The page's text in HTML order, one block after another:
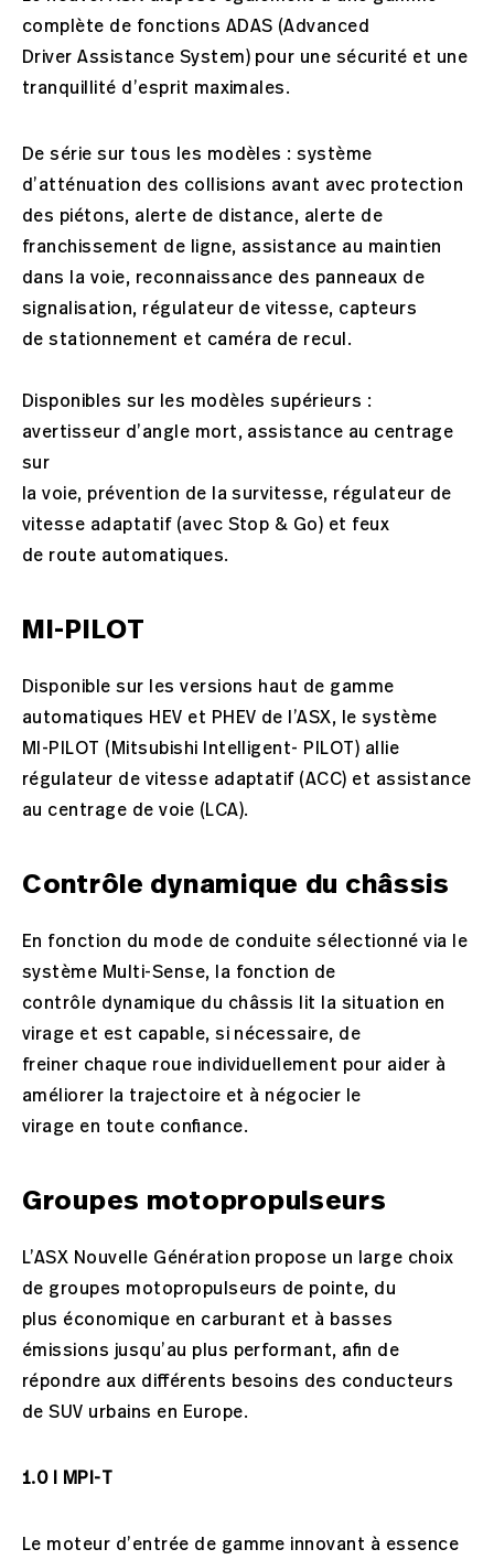
complète de fonctions ADAS (Advanced
Driver Assistance System) pour une sécurité et une
tranquillité d’esprit maximales.
De série sur tous les modèles : système
d’atténuation des collisions avant avec protection
des piétons, alerte de distance, alerte de
franchissement de ligne, assistance au maintien
dans la voie, reconnaissance des panneaux de
signalisation, régulateur de vitesse, capteurs
de stationnement et caméra de recul.
Disponibles sur les modèles supérieurs :
avertisseur d’angle mort, assistance au centrage
sur
la voie, prévention de la survitesse, régulateur de
vitesse adaptatif (avec Stop & Go) et feux
de route automatiques.
MI-PILOT
Disponible sur les versions haut de gamme
automatiques HEV et PHEV de l’ASX, le système
MI-PILOT (Mitsubishi Intelligent- PILOT) allie
régulateur de vitesse adaptatif (ACC) et assistance
au centrage de voie (LCA).
Contrôle dynamique du châssis
En fonction du mode de conduite sélectionné via le
système Multi-Sense, la fonction de
contrôle dynamique du châssis lit la situation en
virage et est capable, si nécessaire, de
freiner chaque roue individuellement pour aider à
améliorer la trajectoire et à négocier le
virage en toute confiance.
Groupes motopropulseurs
L’ASX Nouvelle Génération propose un large choix
de groupes motopropulseurs de pointe, du
plus économique en carburant et à basses
émissions jusqu’au plus performant, afin de
répondre aux différents besoins des conducteurs
de SUV urbains en Europe.
1.0 l MPI-T
Le moteur d’entrée de gamme innovant à essence